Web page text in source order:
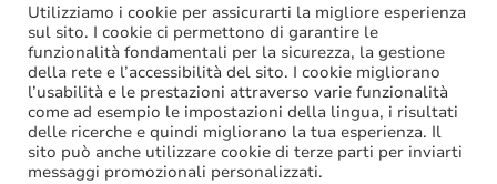
Piazza Garibaldi, 55 – 15121 Alessandria
info@neopa.it
info@pec.neopa.it
0131 1911 646
Seguici su Facebook
Utilizziamo i cookie per assicurarti la migliore esperienza
sul sito. I cookie ci permettono di garantire le
funzionalità fondamentali per la sicurezza, la gestione
della rete e l’accessibilità del sito. I cookie migliorano
l’usabilità e le prestazioni attraverso varie funzionalità
come ad esempio le impostazioni della lingua, i risultati
delle ricerche e quindi migliorano la tua esperienza. Il
sito può anche utilizzare cookie di terze parti per inviarti
messaggi promozionali personalizzati.